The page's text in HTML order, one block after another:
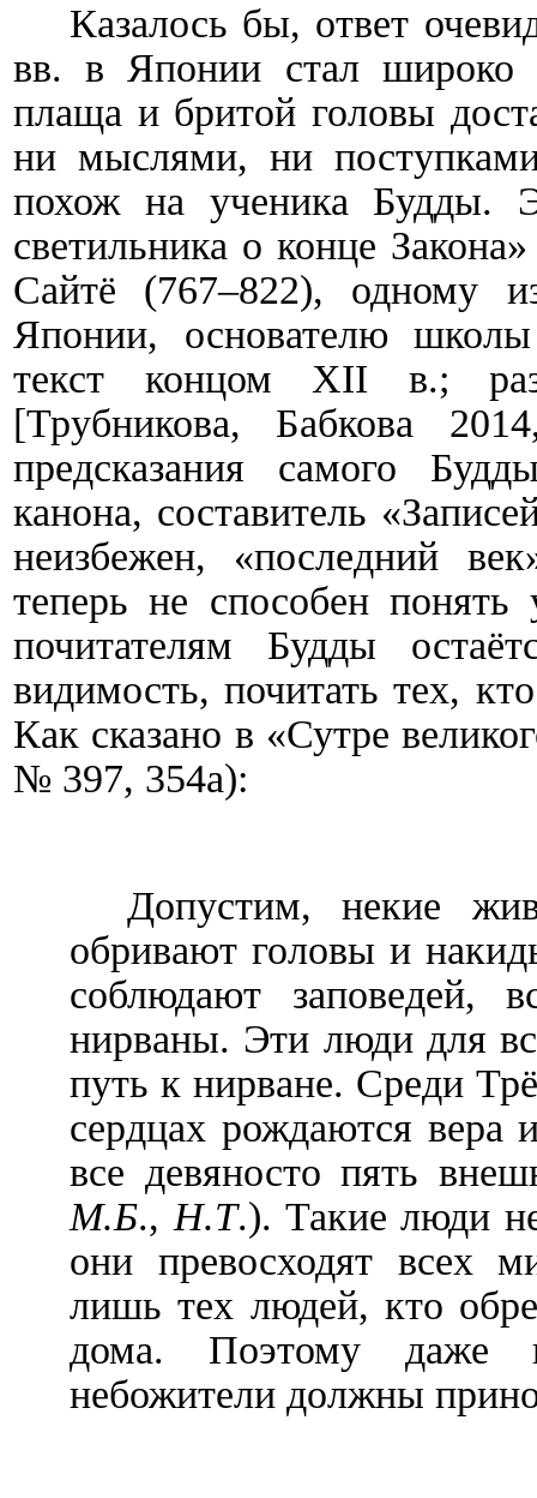
Казалось бы, ответ
вв. в Японии стал широко
плаща и бритой головы
ни мыслями, ни
похож на ученика Будды.
светильника о конце
Сайтё (767–822), одному
Японии, основателю
текст концом XII в.;
[Трубникова, Бабкова
предсказания самого
канона, составитель
неизбежен, «последний
теперь не способен
почитателям Будды
видимость, почитать тех,
Как сказано в «Сутре
№ 397, 354a):
Допустим, некие
обривают головы и
соблюдают заповедей,
нирваны. Эти люди для
путь к нирване. Среди
сердцах рождаются
все девяносто пять
М.Б.,Н.Т.). Такие люди
они превосходят всех
лишь тех людей, кто
дома. Поэтому даже
небожители должны